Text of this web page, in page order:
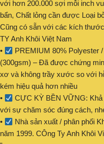
với hơn 200.000 sợi mỗi inch
bẩn, Chất lỏng cần được Loại
Cũng có sẵn với các kích
TY Anh Khôi Việt Nam
•
PREMIUM 80% Polyester
(300gsm) – Đã được chứng
xơ và không trầy xước so với
kém hiệu quả hơn nhiều
•
CỰC KỲ BỀN VỮNG:
với sự chăm sóc đúng cách,
•
Nhà sản xuất / phân phối
năm 1999. CÔng Ty Anh Khôi